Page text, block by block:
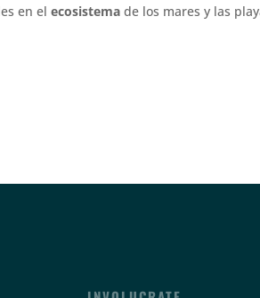
en elecosistemade los mares y las